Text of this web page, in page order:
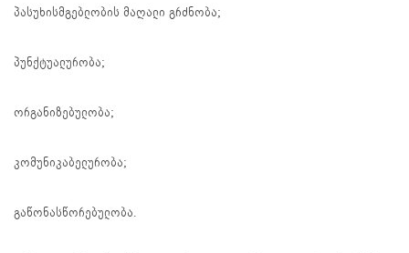
პასუხისმგებლობის მაღალი გრძნობა;
პუნქტუალურობა;
ორგანიზებულობა;
კომუნიკაბელურობა;
გაწონასწორებულობა.